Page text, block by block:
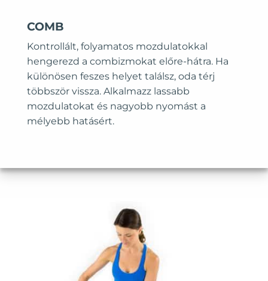
COMB
Kontrollált, folyamatos mozdulatokkal
hengerezd a combizmokat előre-hátra. Ha
különösen feszes helyet találsz, oda térj
többször vissza. Alkalmazz lassabb
mozdulatokat és nagyobb nyomást a
mélyebb hatásért.